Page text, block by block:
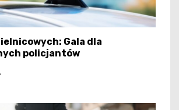
Gala dla
policjantów